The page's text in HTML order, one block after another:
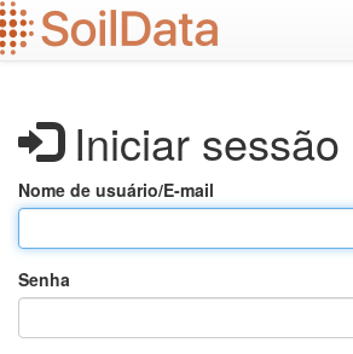
Ir
para
o
Iniciar sessão
Nome de usuário/E-mail
Senha